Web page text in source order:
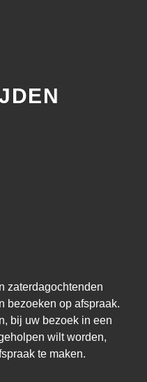
zaterdagochtenden
bezoeken op afspraak.
bij uw bezoek in een
wilt worden,
te maken.